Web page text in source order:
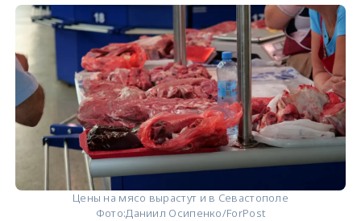
Цены на мясо вырастут и в Севастополе
Фото:Даниил Осипенко/ForPost